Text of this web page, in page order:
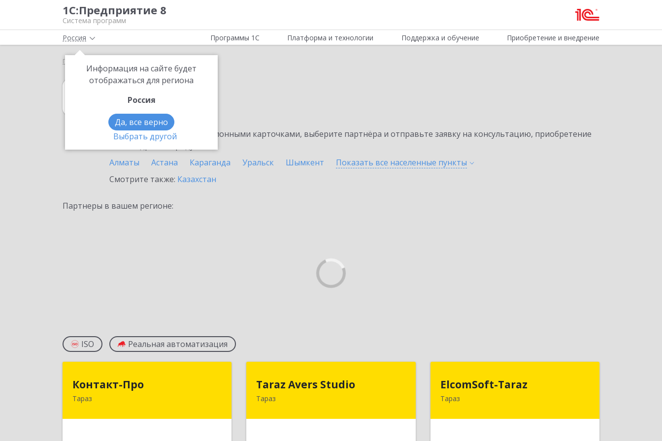
1С:Предприятие 8
Система программ
Россия
Информация на сайте будет
отображаться для региона
Россия
Да, все верно
Выбрать другой
Программы 1С Платформа и технологии Поддержка и обучение Приобретение и внедрение
Главная
1С:Касса
в Таразе
Ознакомьтесь с информационными карточками, выберите партнёра и отправьте заявку на консультацию, приобретение
Алматы
Астана Караганда Уральск Шымкент Показать все населенные пункты
Смотрите также: Казахстан
Партнеры в вашем регионе:
ISO Реальная автоматизация
Контакт-Про
Тараз
Taraz Avers Studio
Тараз
ElcomSoft-Taraz
Тараз